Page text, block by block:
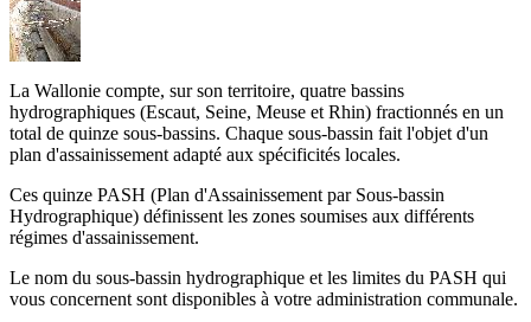
La Wallonie compte, sur son territoire, quatre bassins
hydrographiques (Escaut, Seine, Meuse et Rhin) fractionnés en un
total de quinze sous-bassins. Chaque sous-bassin fait l'objet d'un
plan d'assainissement adapté aux spécificités locales.
Ces quinze PASH (Plan d'Assainissement par Sous-bassin
Hydrographique) définissent les zones soumises aux différents
régimes d'assainissement.
Le nom du sous-bassin hydrographique et les limites du PASH qui
vous concernent sont disponibles à votre administration communale.